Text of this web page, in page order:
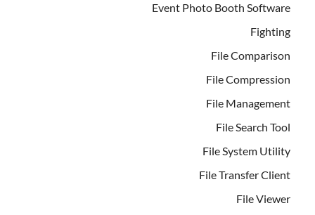
Event Photo Booth Software
Fighting
File Comparison
File Compression
File Management
File Search Tool
File System Utility
File Transfer Client
File Viewer